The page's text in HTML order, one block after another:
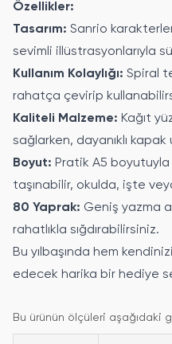
Özellikler:
Tasarım: Sanrio
sevimli illüstrasyonlarıyla
Kullanım Kolaylığı: Spiral
rahatça çevirip
Kaliteli Malzeme: Kağıt
sağlarken, dayanıklı kapak
Boyut: Pratik A5
taşınabilir, okulda, işte
80 Yaprak: Geniş yazma
rahatlıkla sığdırabilirsiniz.
Bu yılbaşında hem
edecek harika bir hediye
Bu ürünün ölçüleri aşağıdaki